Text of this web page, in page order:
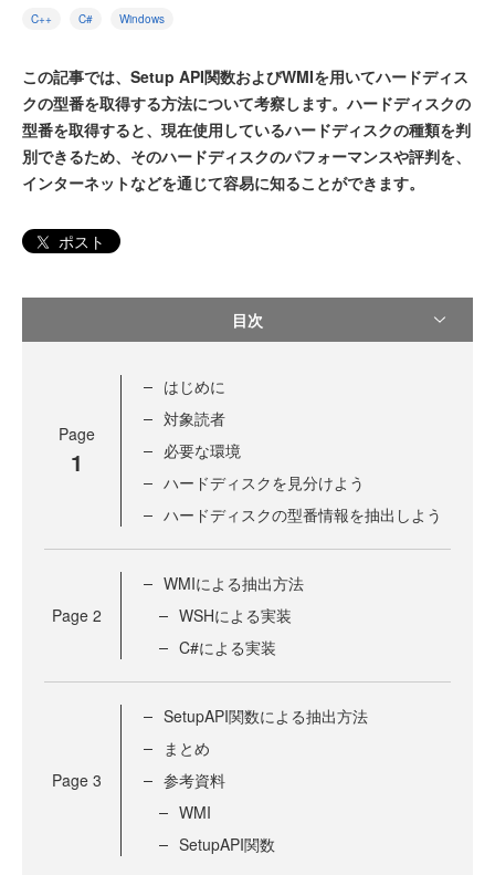
C++ C# Windows
この記事では、Setup API関数およびWMIを用いてハードディス
クの型番を取得する方法について考察します。ハードディスクの
型番を取得すると、現在使用しているハードディスクの種類を判
別できるため、そのハードディスクのパフォーマンスや評判を、
インターネットなどを通じて容易に知ることができます。
ポスト
目次
Page
1
はじめに
対象読者
必要な環境
ハードディスクを見分けよう
ハードディスクの型番情報を抽出しよう
Page 2
WMIによる抽出方法
WSHによる実装
C#による実装
Page 3
SetupAPI関数による抽出方法
まとめ
参考資料
WMI
SetupAPI関数